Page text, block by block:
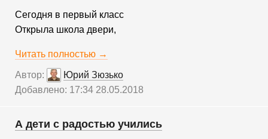
Сегодня в первый класс
Открыла школа двери,
Читать полностью →
Автор:
Юрий Зюзько
Добавлено: 17:34 28.05.2018
А дети с радостью учились